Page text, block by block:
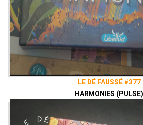
LE DÉ FAUSSÉ #377
HARMONIES (PULSE)